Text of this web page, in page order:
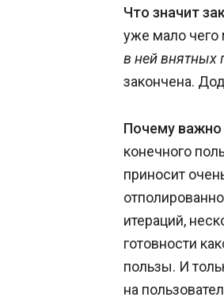
Что значит
уже мало чего
в ней внятных
закончена.
Почему важно
конечного
приносит
итераций,
готовности
пользы. И
на